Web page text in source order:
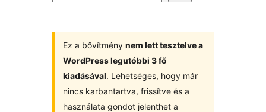
Ez a bővítmény nem lett tesztelve a
WordPress legutóbbi 3 fő
kiadásával. Lehetséges, hogy már
nincs karbantartva, frissítve és a
használata gondot jelenthet a